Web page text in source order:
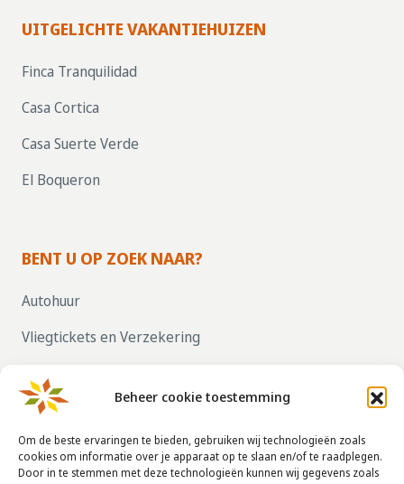
Beheer cookie toestemming
Om de beste ervaringen te bieden, gebruiken wij technologieën zoals
cookies om informatie over je apparaat op te slaan en/of te raadplegen.
Door in te stemmen met deze technologieën kunnen wij gegevens zoals
UITGELICHTE VAKANTIEHUIZEN
Finca Tranquilidad
Casa Cortica
Casa Suerte Verde
El Boqueron
BENT U OP ZOEK NAAR?
Autohuur
Vliegtickets en Verzekering
ZELF UW HUIS VERHUREN, KLIK HIER!
CONTACTGEGEVENS